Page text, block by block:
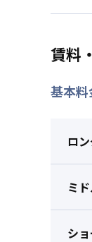
賃料
基本
ロ
ミ
シ